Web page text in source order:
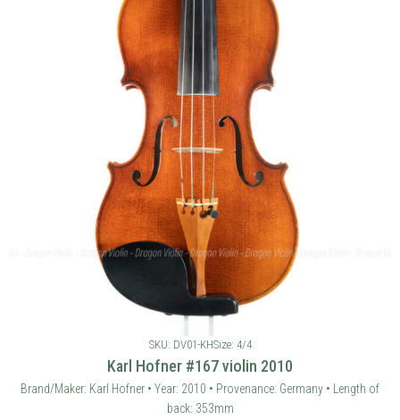
SKU: DV01-KHSize: 4/4
Karl Hofner #167 violin 2010
Brand/Maker: Karl Hofner • Year: 2010 • Provenance: Germany • Length of
back: 353mm